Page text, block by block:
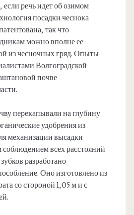
речь идет об озимом
посадки чеснока
так что
можно вполне ее
из чесночных гряд. Опыты
Волгоградской
почве
перекапывали на глубину
удобрения из
механизации высадки
соблюдением всех расстояний
разработано
Оно изготовлено из
со стороной 1,05 м и с